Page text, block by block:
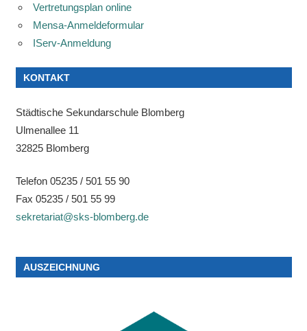
Vertretungsplan online
Mensa-Anmeldeformular
IServ-Anmeldung
KONTAKT
Städtische Sekundarschule Blomberg
Ulmenallee 11
32825 Blomberg
Telefon 05235 / 501 55 90
Fax 05235 / 501 55 99
sekretariat@sks-blomberg.de
AUSZEICHNUNG